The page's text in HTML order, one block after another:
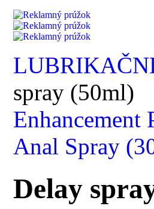
spray (50ml)
Enhancement
Anal Spray
Delay